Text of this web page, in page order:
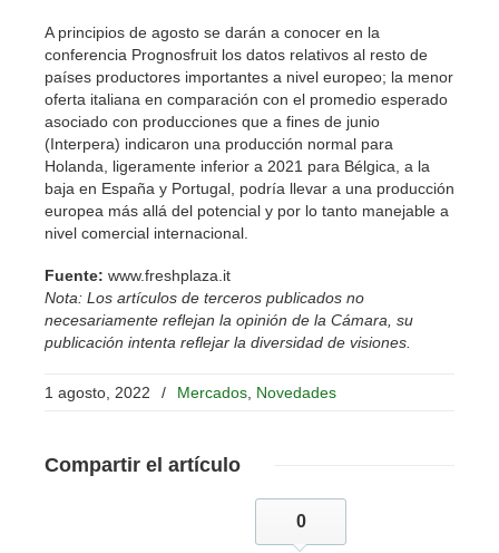
A principios de agosto se darán a conocer en la
conferencia Prognosfruit los datos relativos al resto de
países productores importantes a nivel europeo; la menor
oferta italiana en comparación con el promedio esperado
asociado con producciones que a fines de junio
(Interpera) indicaron una producción normal para
Holanda, ligeramente inferior a 2021 para Bélgica, a la
baja en España y Portugal, podría llevar a una producción
europea más allá del potencial y por lo tanto manejable a
nivel comercial internacional.
Fuente: www.freshplaza.it
Nota: Los artículos de terceros publicados no
necesariamente reflejan la opinión de la Cámara, su
publicación intenta reflejar la diversidad de visiones.
1 agosto, 2022 / Mercados Novedades
Compartir el artículo
0